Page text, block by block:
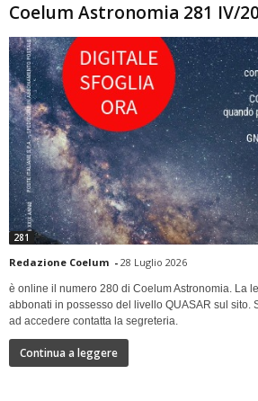
Coelum Astronomia 281 IV/
281
Redazione Coelum - 28 Luglio 2026
è online il numero 280 di Coelum Astronomia. La
abbonati in possesso del livello QUASAR sul sito.
ad accedere contatta la segreteria.
Continua a leggere